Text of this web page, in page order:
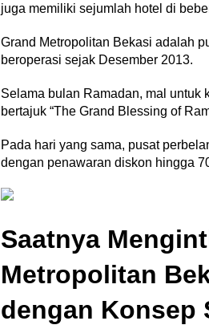
juga memiliki sejumlah hotel di
Grand Metropolitan Bekasi adalah
beroperasi sejak Desember 2013.
Selama bulan Ramadan, mal untuk
bertajuk “The Grand Blessing of
Pada hari yang sama, pusat
dengan penawaran diskon hingga
Saatnya
Metropolitan
dengan Konsep